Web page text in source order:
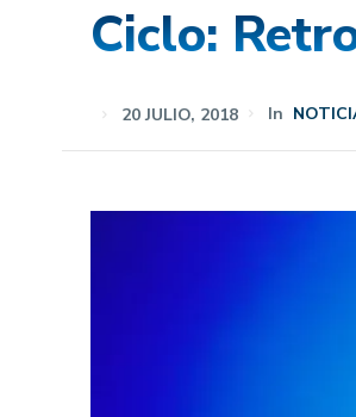
Ciclo:
20 JULIO, 2018 In